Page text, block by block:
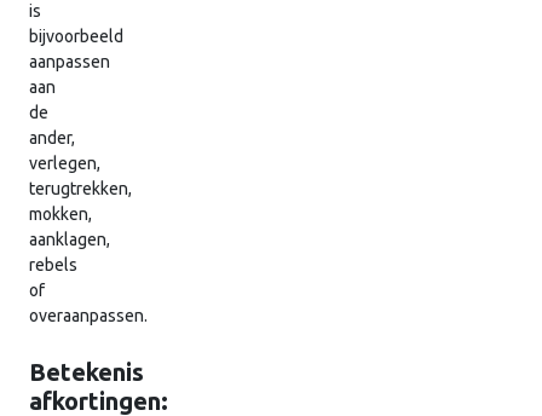
is
bijvoorbeeld
aanpassen
aan
de
ander,
verlegen,
terugtrekken,
mokken,
aanklagen,
rebels
of
overaanpassen.
Betekenis
afkortingen: